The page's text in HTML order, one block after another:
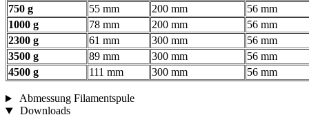
750 g
55 mm 200 mm
56 mm
1000 g
78 mm 200 mm
56 mm
2300 g
61 mm 300 mm
56 mm
3500 g
89 mm 300 mm
56 mm
4500 g
111 mm 300 mm 56 mm
Abmessung Filamentspule
Downloads